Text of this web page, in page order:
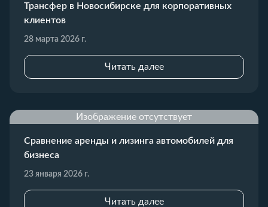
Трансфер в Новосибирске для корпоративных
клиентов
28 марта 2026 г.
Читать далее
Изображение отсутствует
Сравнение аренды и лизинга автомобилей для
бизнеса
23 января 2026 г.
Читать далее